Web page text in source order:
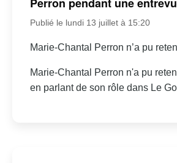
Perron pendant une
Publié le lundi 13 juillet à 15:20
Marie-Chantal Perron n’a pu
Marie-Chantal Perron n'a pu
en parlant de son rôle dans Le